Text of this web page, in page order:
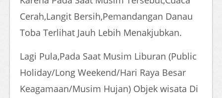
Cerah,Langit Bersih,Pemandangan Danau
Toba Terlihat Jauh Lebih Menakjubkan.
Lagi Pula,Pada Saat Musim Liburan (Public
Holiday/Long Weekend/Hari Raya Besar
Keagamaan/Musim Hujan) Objek wisata Di